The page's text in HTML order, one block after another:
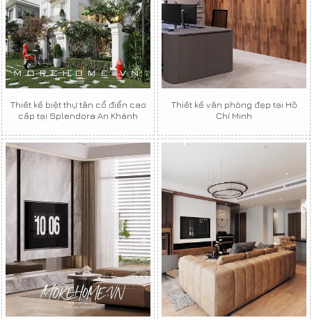
Thiết kế biệt thự tân cổ điển cao
cấp tại Splendora An Khánh
Thiết kế văn phòng đẹp tại Hồ
Chí Minh